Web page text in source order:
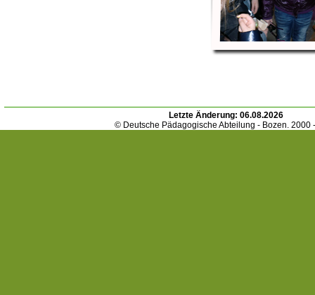
Letzte Änderung: 06.08.2026
© Deutsche Pädagogische Abteilung - Bozen. 2000